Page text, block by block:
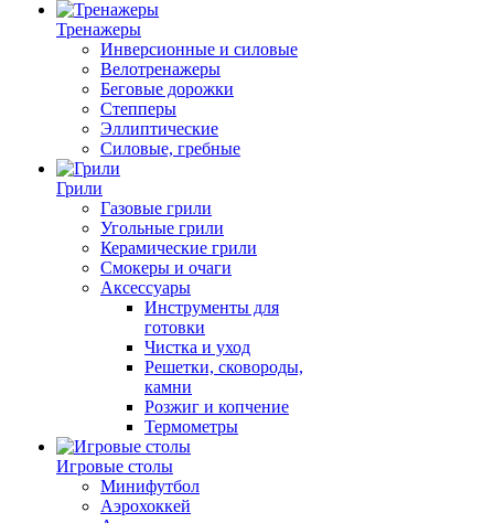
Тренажеры
Инверсионные и силовые
Велотренажеры
Беговые дорожки
Степперы
Эллиптические
Силовые, гребные
Грили
Газовые грили
Угольные грили
Керамические грили
Смокеры и очаги
Аксессуары
Инструменты для
готовки
Чистка и уход
Решетки, сковороды,
камни
Розжиг и копчение
Термометры
Игровые столы
Минифутбол
Аэрохоккей